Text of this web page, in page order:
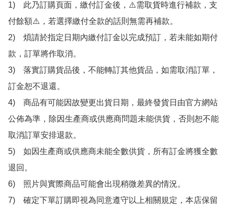
1)　此乃訂購頁面，繳付訂金後，⚠️需取貨時進行補款，支
付餘額⚠️，若選擇繳付全款的話則無需再補款。
2)　煩請於指定日期內繳付訂金以完成預訂，若未能如期付
款，訂單將作取消。
3)　落實訂購貨品後，不能轉訂其他貨品，如需取消訂單，
訂金恕不退還。
4)　商品有可能因故變更出貨日期，最終發貨日由官方網站
公佈為準，除因生產商或供應商問題未能供貨，否則恕不能
取消訂單安排退款。
5)　如因生產商或供應商未能全數供貨，所有訂金將獲全數
退回。
6)　照片與實際商品可能會出現稍微差異的情況。
7)　確定下單訂購即視為同意遵守以上相關規定，本店保留